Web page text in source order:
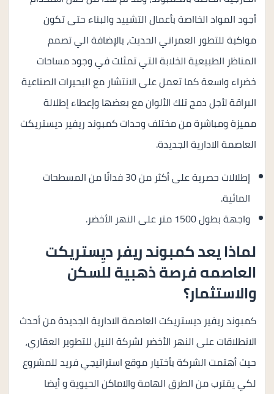
أجود المواد الخااصة بأعمال التشييد والبناء حتى تكون
مواكبة للتطور العمراني الحديث، بالإضافة الي تصمم
المناظر الطبيعية الخلابة التي تمثلت في وجود مساحات
خضراء واسعة كما تعمل على الانتشار مع البحيرات الصناعية
البراقة لأجل دمج تلك الألوان مع بعضها وإعطاء إطلالة
مميزة ومباشرة من مختلف وحدات كمبوند ريفير ديستريكت
العاصمة الادارية الجديدة.
إطلالات حصرية على أكثر من 30 فدانًا من المسطحات
المائية.
واجهة بطول 1500 متر على النهر الأخضر.
لماذا يعد كمبوند ريفر ديِستريكت
العاصمه فرصة ذهبية للسكن
والاستثمار؟
كمبوند ريفير ديستريكت العاصمة الادارية الجديدة من أحدث
الانطلاقات على النهر الأخضر لشركة النيل للتطوير العقاري،
حيث أهتمت الشركة بأختيار موقع استراتيجي فريد للمشروع
لكي يقترب من الطرق الهامة والاماكن الحيوية و أيضا